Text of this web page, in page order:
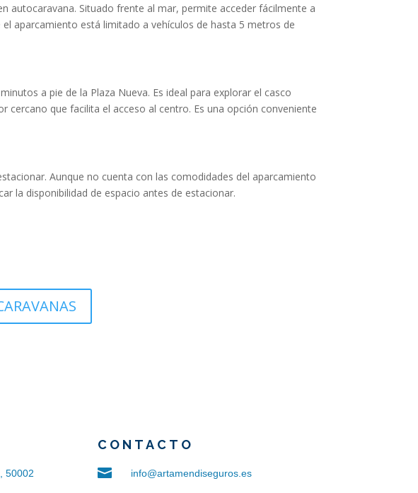
autocaravana. Situado frente al mar, permite acceder fácilmente a
aparcamiento está limitado a vehículos de hasta 5 metros de
a pie de la Plaza Nueva. Es ideal para explorar el casco
cercano que facilita el acceso al centro. Es una opción conveniente
Aunque no cuenta con las comodidades del aparcamiento
la disponibilidad de espacio antes de estacionar.
50002
CONTACTO
 info@artamendiseguros.es